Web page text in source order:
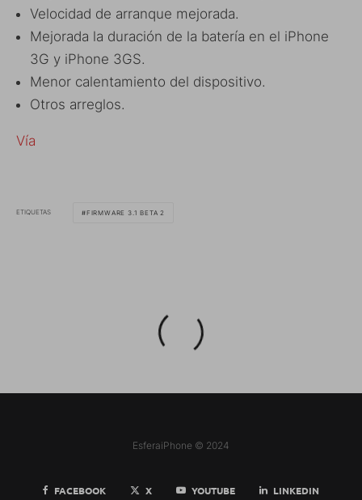
Velocidad de arranque mejorada.
Mejorada la duración de la batería en el iPhone
3G y iPhone 3GS.
Menor calentamiento del dispositivo.
Otros arreglos.
Vía
ETIQUETAS FIRMWARE 3.1 BETA 2
EsferaiPhone © 2024
FACEBOOK X YOUTUBE LINKEDIN